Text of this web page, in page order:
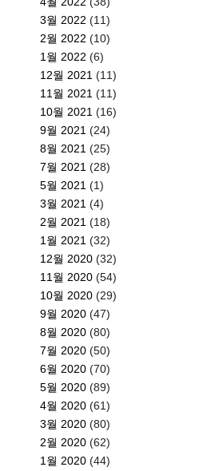
3월 2022 (11)
2월 2022 (10)
1월 2022 (6)
12월 2021 (11)
11월 2021 (11)
10월 2021 (16)
9월 2021 (24)
8월 2021 (25)
7월 2021 (28)
5월 2021 (1)
3월 2021 (4)
2월 2021 (18)
1월 2021 (32)
12월 2020 (32)
11월 2020 (54)
10월 2020 (29)
9월 2020 (47)
8월 2020 (80)
7월 2020 (50)
6월 2020 (70)
5월 2020 (89)
4월 2020 (61)
3월 2020 (80)
2월 2020 (62)
1월 2020 (44)